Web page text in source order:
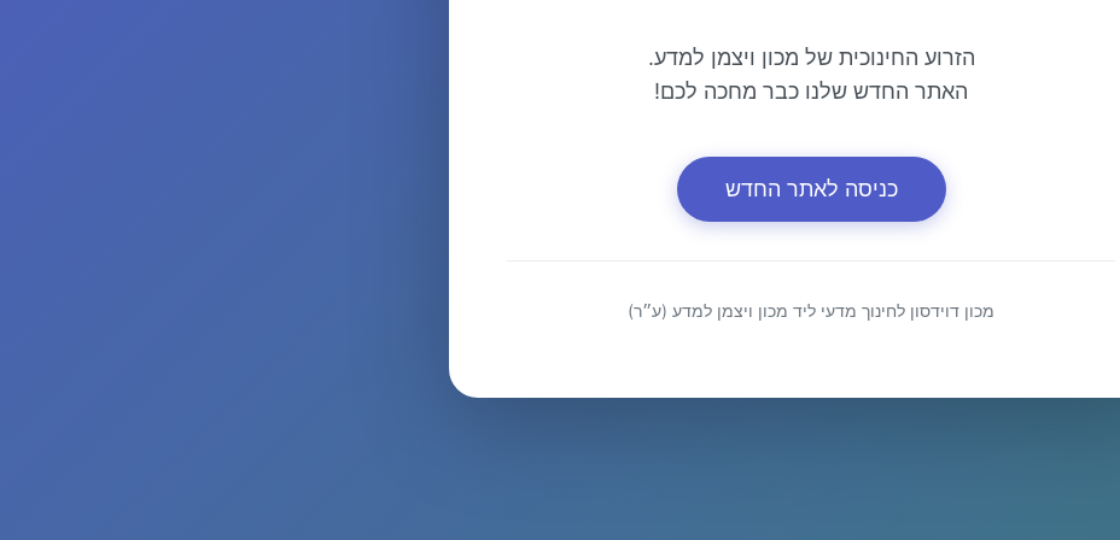
הזרוע החינוכית של מכון ויצמן למדע.
האתר החדש שלנו כבר מחכה לכם!
כניסה לאתר החדש
מכון דוידסון לחינוך מדעי ליד מכון ויצמן למדע (ע״ר)